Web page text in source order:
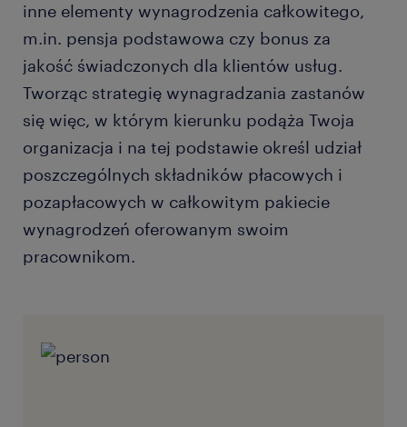
inne elementy wynagrodzenia całkowitego,
m.in. pensja podstawowa czy bonus za
jakość świadczonych dla klientów usług.
Tworząc strategię wynagradzania zastanów
się więc, w którym kierunku podąża Twoja
organizacja i na tej podstawie określ udział
poszczególnych składników płacowych i
pozapłacowych w całkowitym pakiecie
wynagrodzeń oferowanym swoim
pracownikom.